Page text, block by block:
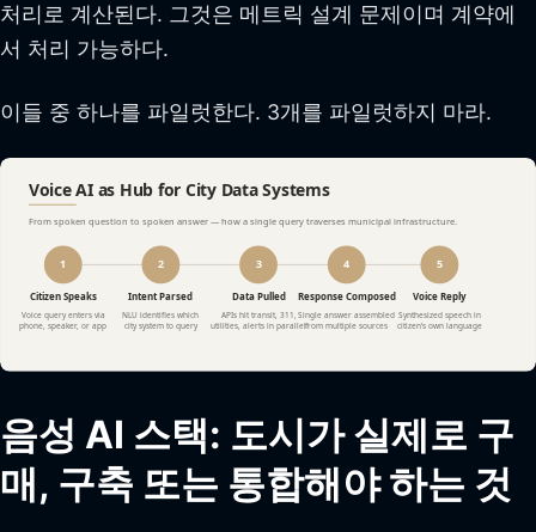
처리로 계산된다. 그것은 메트릭 설계 문제이며 계약에
서 처리 가능하다.
이들 중 하나를 파일럿한다. 3개를 파일럿하지 마라.
음성 AI 스택: 도시가 실제로 구
매, 구축 또는 통합해야 하는 것